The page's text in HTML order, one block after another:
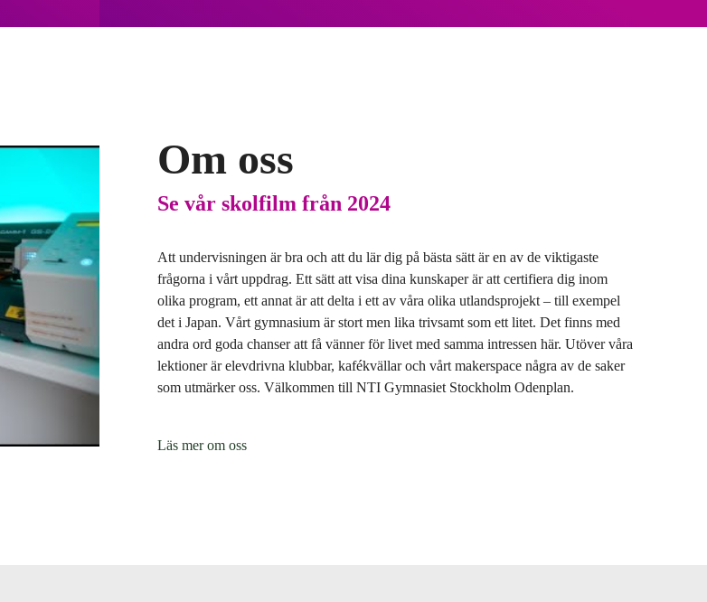
Om oss
Se vår skolfilm från 2024
Att undervisningen är bra och att du lär dig på bästa sätt är en av de viktigaste
frågorna i vårt uppdrag. Ett sätt att visa dina kunskaper är att certifiera dig inom
olika program, ett annat är att delta i ett av våra olika utlandsprojekt – till exempel
det i Japan. Vårt gymnasium är stort men lika trivsamt som ett litet. Det finns med
andra ord goda chanser att få vänner för livet med samma intressen här. Utöver våra
lektioner är elevdrivna klubbar, kafékvällar och vårt makerspace några av de saker
som utmärker oss. Välkommen till NTI Gymnasiet Stockholm Odenplan.
Läs mer om oss